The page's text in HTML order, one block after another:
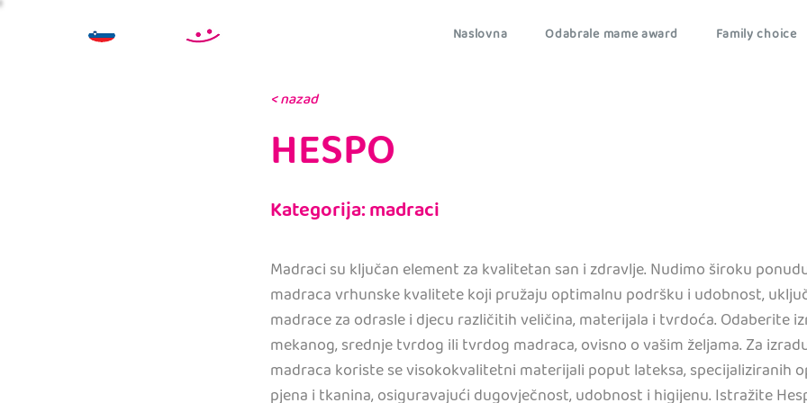
Naslovna Odabrale mame award Family choice
< nazad
HESPO
Kategorija: madraci
Madraci su ključan element za kvalitetan san i zdravlje. Nudimo široku
madraca vrhunske kvalitete koji pružaju optimalnu podršku i udobnost,
madrace za odrasle i djecu različitih veličina, materijala i tvrdoća. Odaberite
mekanog, srednje tvrdog ili tvrdog madraca, ovisno o vašim željama. Za
madraca koriste se visokokvalitetni materijali poput lateksa, specijaliziranih
pjena i tkanina, osiguravajući dugovječnost, udobnost i higijenu. Istražite